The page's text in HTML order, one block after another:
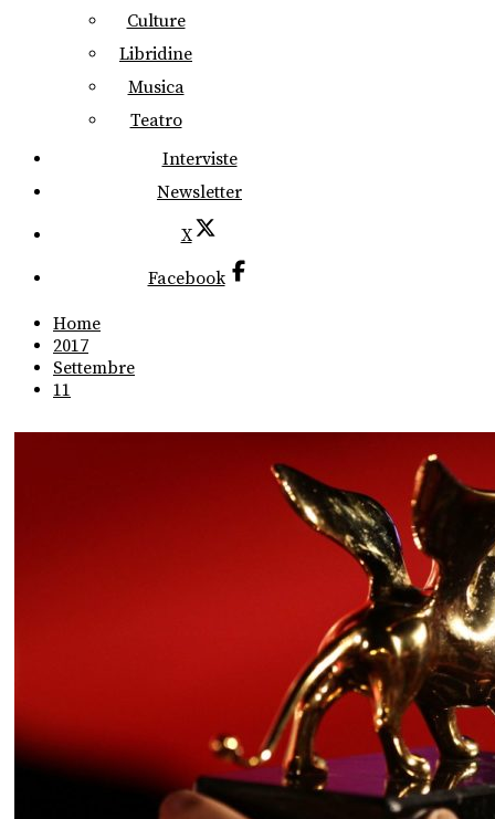
Culture
Libridine
Musica
Teatro
Interviste
Newsletter
X
Facebook
Home
2017
Settembre
11